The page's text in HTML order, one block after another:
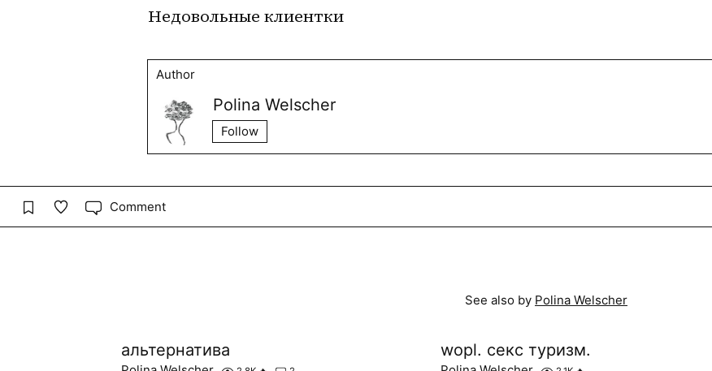
Недовольные клиентки
Author
Polina Welscher
Follow
Comment
See also by Polina Welscher
альтернатива wopl. секс туризм.